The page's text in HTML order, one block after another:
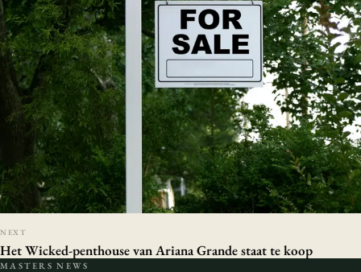
NEXT
Het Wicked-penthouse van Ariana Grande staat te koop
MASTERS NEWS